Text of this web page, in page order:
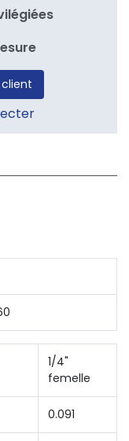
1/4"
femelle
0.091